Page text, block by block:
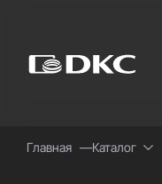
Главная Каталог